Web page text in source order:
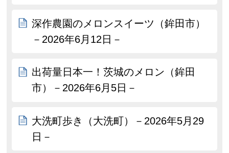
深作農園のメロンスイーツ（鉾田市）
－2026年6月12日－
出荷量日本一！茨城のメロン（鉾田
市）－2026年6月5日－
大洗町歩き（大洗町）－2026年5月29
日－